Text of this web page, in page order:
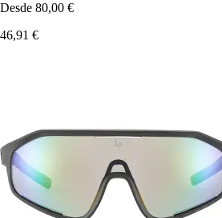
Desde 80,00 €
46,91 €